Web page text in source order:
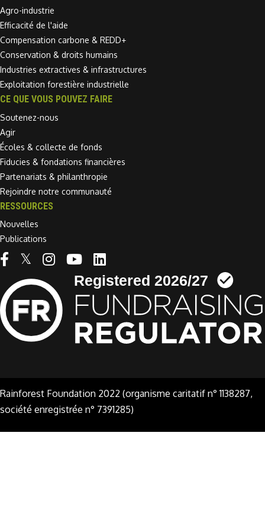
Agro-industrie
Efficacité de l'aide
Compensation carbone & REDD+
Conservation & droits humains
Industries extractives & infrastructures
Exploitation forestière industrielle
CE QUE VOUS POUVEZ FAIRE
Soutenez-nous
Agir
Écoles & collecte de fonds
Fiducies & fondations financières
Partenariats & philanthropie
Rejoindre notre communauté
RESSOURCES
Nouvelles
Publications
Linkedin link
Rainforest Foundation 2022 (organisme caritatif n° 1138287,
société enregistrée n° 7391285)